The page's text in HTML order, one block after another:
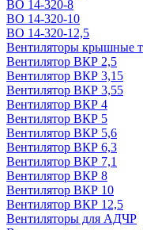
ВО 14-320-8
ВО 14-320-10
ВО 14-320-12,5
Вентиляторы крышные
Вентилятор ВКР 2,5
Вентилятор ВКР 3,15
Вентилятор ВКР 3,55
Вентилятор ВКР 4
Вентилятор ВКР 5
Вентилятор ВКР 5,6
Вентилятор ВКР 6,3
Вентилятор ВКР 7,1
Вентилятор ВКР 8
Вентилятор ВКР 10
Вентилятор ВКР 12,5
Вентиляторы для АДЧР